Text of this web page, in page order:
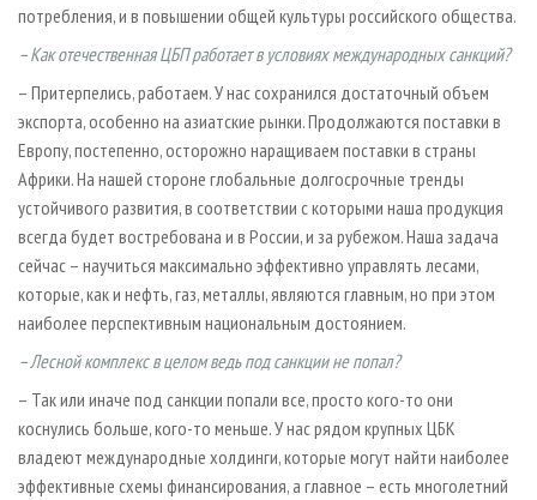
потребления, и в повышении общей культуры российского общества.
– Как отечественная ЦБП работает в условиях международных санкций?
– Притерпелись, работаем. У нас сохранился достаточный объем
экспорта, особенно на азиатские рынки. Продолжаются поставки в
Европу, постепенно, осторожно наращиваем поставки в страны
Африки. На нашей стороне глобальные долгосрочные тренды
устойчивого развития, в соответствии с которыми наша продукция
всегда будет востребована и в России, и за рубежом. Наша задача
сейчас – научиться максимально эффективно управлять лесами,
которые, как и нефть, газ, металлы, являются главным, но при этом
наиболее перспективным национальным достоянием.
– Лесной комплекс в целом ведь под санкции не попал?
– Так или иначе под санкции попали все, просто кого-то они
коснулись больше, кого-то меньше. У нас рядом крупных ЦБК
владеют международные холдинги, которые могут найти наиболее
эффективные схемы финансирования, а главное – есть многолетний